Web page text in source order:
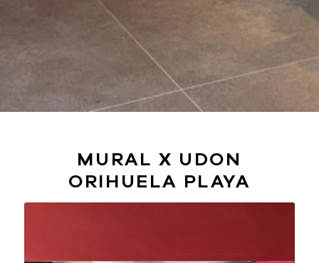
MURAL X UDON
ORIHUELA PLAYA